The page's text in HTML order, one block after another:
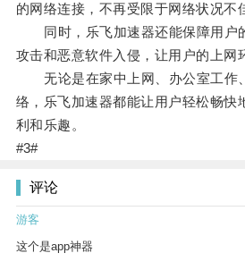
的网络连接，不再受限于网络状况不
同时，乐飞加速器还能保障用户
攻击和恶意软件入侵，让用户的上网
无论是在家中上网、办公室工作
络，乐飞加速器都能让用户轻松畅快
利和乐趣。
#3#
评论
游客
这个是app神器